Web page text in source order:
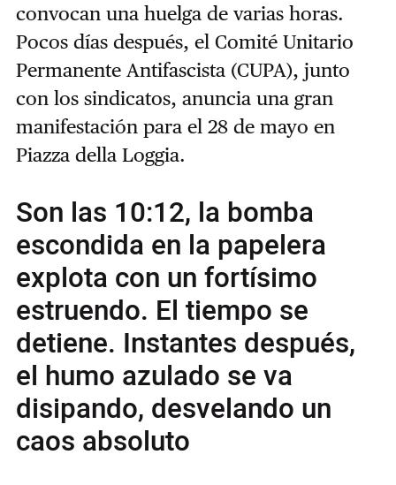
convocan una huelga de varias horas.
Pocos días después, el Comité Unitario
Permanente Antifascista (CUPA), junto
con los sindicatos, anuncia una gran
manifestación para el 28 de mayo en
Piazza della Loggia.
Son las 10:12, la bomba
escondida en la papelera
explota con un fortísimo
estruendo. El tiempo se
detiene. Instantes después,
el humo azulado se va
disipando, desvelando un
caos absoluto